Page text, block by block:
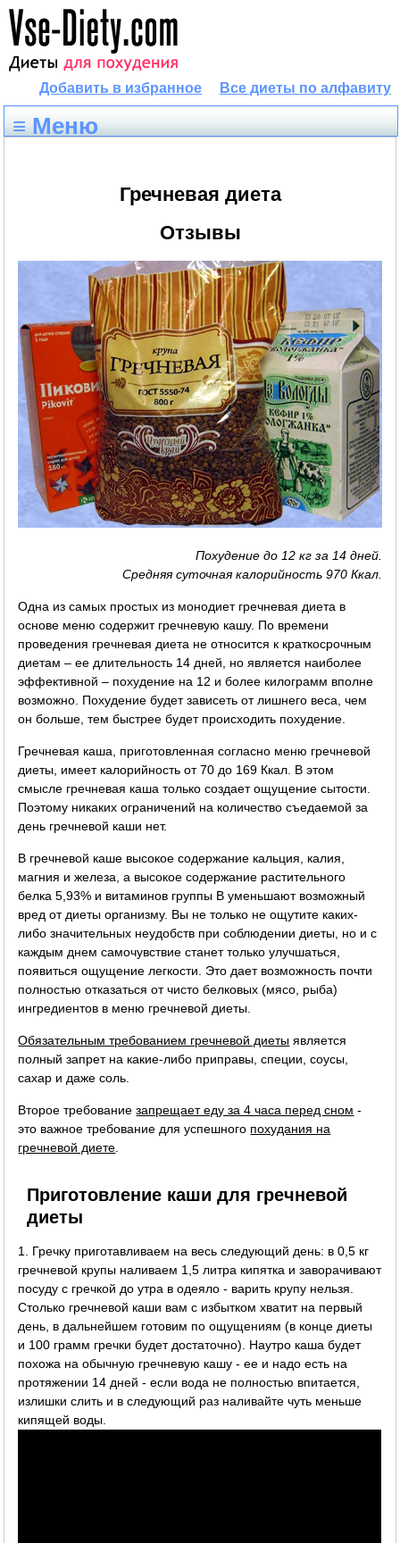
Все диеты по алфавиту
Добавить в избранное
≡ Меню
Гречневая диета
Отзывы
Похудение до 12 кг за 14 дней.
Средняя суточная калорийность 970 Ккал.
Одна из самых простых из монодиет гречневая диета в
основе меню содержит гречневую кашу. По времени
проведения гречневая диета не относится к краткосрочным
диетам – ее длительность 14 дней, но является наиболее
эффективной – похудение на 12 и более килограмм вполне
возможно. Похудение будет зависеть от лишнего веса, чем
он больше, тем быстрее будет происходить похудение.
Гречневая каша, приготовленная согласно меню гречневой
диеты, имеет калорийность от 70 до 169 Ккал. В этом
смысле гречневая каша только создает ощущение сытости.
Поэтому никаких ограничений на количество съедаемой за
день гречневой каши нет.
В гречневой каше высокое содержание кальция, калия,
магния и железа, а высокое содержание растительного
белка 5,93% и витаминов группы B уменьшают возможный
вред от диеты организму. Вы не только не ощутите каких-
либо значительных неудобств при соблюдении диеты, но и с
каждым днем самочувствие станет только улучшаться,
появиться ощущение легкости. Это дает возможность почти
полностью отказаться от чисто белковых (мясо, рыба)
ингредиентов в меню гречневой диеты.
Обязательным требованием гречневой диеты является
полный запрет на какие-либо приправы, специи, соусы,
сахар и даже соль.
Второе требованиезапрещает еду за 4 часа перед сном -
это важное требование для успешного похудания на
гречневой диете
Приготовление каши для гречневой
диеты
1. Гречку приготавливаем на весь следующий день: в 0,5 кг
гречневой крупы наливаем 1,5 литра кипятка и заворачивают
посуду с гречкой до утра в одеяло - варить крупу нельзя.
Столько гречневой каши вам с избытком хватит на первый
день, в дальнейшем готовим по ощущениям (в конце диеты
и 100 грамм гречки будет достаточно). Наутро каша будет
похожа на обычную гречневую кашу - ее и надо есть на
протяжении 14 дней - если вода не полностью впитается,
излишки слить и в следующий раз наливайте чуть меньше
кипящей воды.